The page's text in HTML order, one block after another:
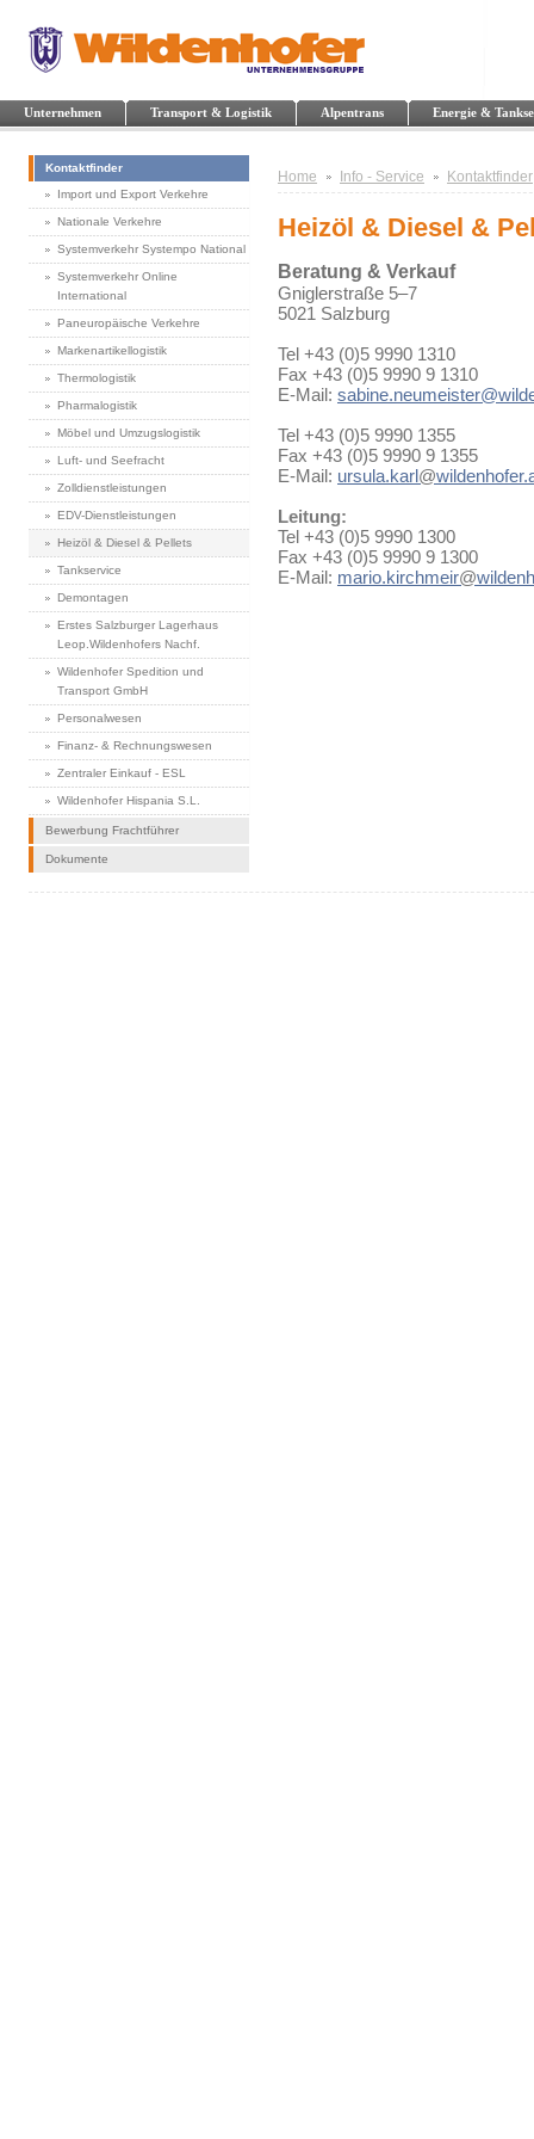
Unternehmen Transport & Logistik Alpentrans Energie &
Kontaktfinder
Import und Export Verkehre
Nationale Verkehre
Systemverkehr Systempo National
Systemverkehr Online
International
Paneuropäische Verkehre
Markenartikellogistik
Thermologistik
Pharmalogistik
Möbel und Umzugslogistik
Luft- und Seefracht
Zolldienstleistungen
EDV-Dienstleistungen
Heizöl & Diesel & Pellets
Tankservice
Demontagen
Erstes Salzburger Lagerhaus
Leop.Wildenhofers Nachf.
Wildenhofer Spedition und
Transport GmbH
Personalwesen
Finanz- & Rechnungswesen
Zentraler Einkauf - ESL
Wildenhofer Hispania S.L.
Bewerbung Frachtführer
Dokumente
Home Info - Service Kontaktfinder
Heizöl & Diesel &
Beratung & Verkauf
Gniglerstraße 5–7
5021 Salzburg
Tel +43 (0)5 9990 1310
Fax +43 (0)5 9990 9 1310
E-Mail:
Tel +43 (0)5 9990 1355
Fax +43 (0)5 9990 9 1355
E-Mail: ursula.karl@
Leitung:
Tel +43 (0)5 9990 1300
Fax +43 (0)5 9990 9 1300
E-Mail: mario.kirchmeir@